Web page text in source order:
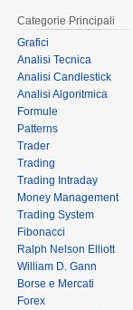
Categorie Principali
Grafici
Analisi Tecnica
Analisi Candlestick
Analisi Algoritmica
Formule
Patterns
Trader
Trading
Trading Intraday
Money Management
Trading System
Fibonacci
Ralph Nelson Elliott
William D. Gann
Borse e Mercati
Forex